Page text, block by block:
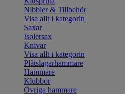
Nibbler & Tillbehör
Visa allt i kategorin
Saxar
Isolersax
Knivar
Visa allt i kategorin
Plåtslagarhammare
Hammare
Klubbor
Övriga hammare